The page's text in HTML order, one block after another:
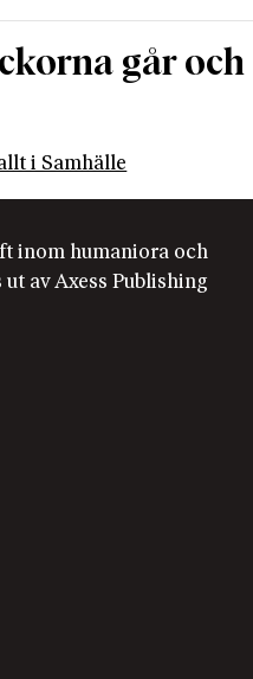
går och
i Samhälle
inom humaniora och
av Axess Publishing